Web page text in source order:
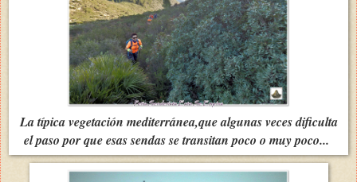
La típica vegetación mediterránea,que algunas veces dificulta
el paso por que esas sendas se transitan poco o muy poco...